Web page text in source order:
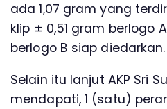
ada 1,07 gram yang
klip ± 0,51 gram berlogo
berlogo B siap diedarkan.
Selain itu lanjut AKP Sri
mendapati, 1 (satu)